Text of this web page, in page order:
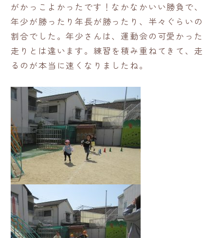
がかっこよかったです！なかなかいい勝負で、
年少が勝ったり年長が勝ったり、半々ぐらいの
割合でした。年少さんは、運動会の可愛かった
走りとは違います。練習を積み重ねてきて、走
るのが本当に速くなりましたね。